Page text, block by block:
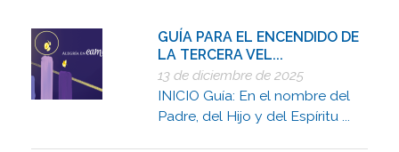
GUÍA PARA EL ENCENDIDO DE
LA TERCERA VEL...
13 de diciembre de 2025
INICIO Guía: En el nombre del
Padre, del Hijo y del Espíritu ...